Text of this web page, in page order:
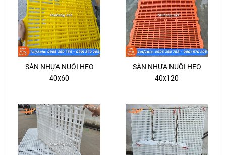
SÀN NHỰA NUÔI HEO
40x60
SÀN NHỰA NUÔI HEO
40x120